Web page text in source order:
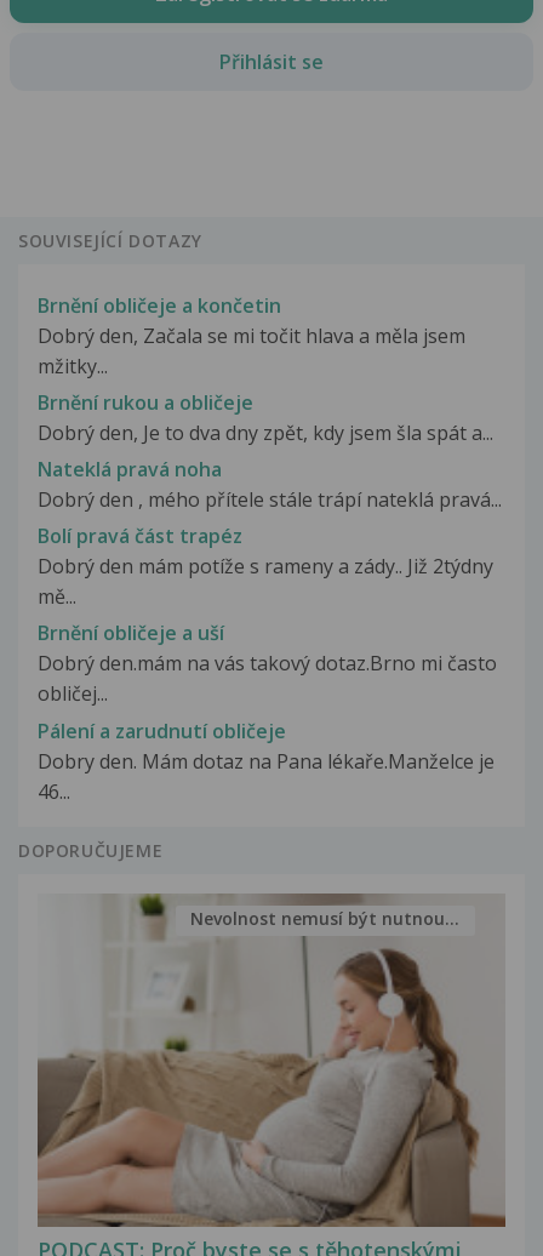
Přihlásit se
SOUVISEJÍCÍ DOTAZY
Brnění obličeje a končetin
Dobrý den, Začala se mi točit hlava a měla jsem
mžitky...
Brnění rukou a obličeje
Dobrý den, Je to dva dny zpět, kdy jsem šla spát a...
Nateklá pravá noha
Dobrý den , mého přítele stále trápí nateklá pravá...
Bolí pravá část trapéz
Dobrý den mám potíže s rameny a zády.. Již 2týdny
mě...
Brnění obličeje a uší
Dobrý den.mám na vás takový dotaz.Brno mi často
obličej...
Pálení a zarudnutí obličeje
Dobry den. Mám dotaz na Pana lékaře.Manželce je
46...
DOPORUČUJEME
Nevolnost nemusí být nutnou...